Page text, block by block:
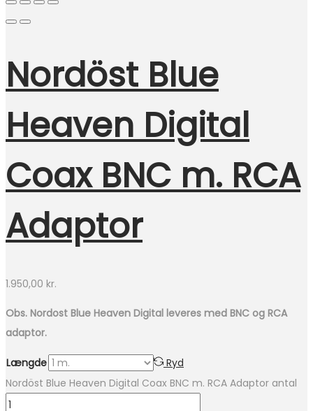
Nordöst Blue
Heaven Digital
Coax BNC m. RCA
Adaptor
1.950,00 kr.
Obs. Nordost Blue Heaven Digital leveres med BNC og RCA
adaptor.
Længde
Ryd
Nordöst Blue Heaven Digital Coax BNC m. RCA Adaptor antal